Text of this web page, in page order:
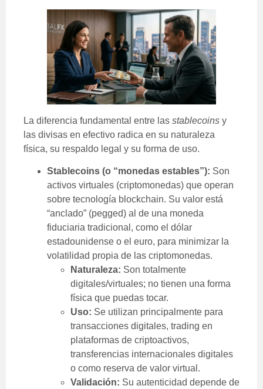
La diferencia fundamental entre las stablecoins y
las divisas en efectivo radica en su naturaleza
física, su respaldo legal y su forma de uso.
Stablecoins (o “monedas estables”): Son
activos virtuales (criptomonedas) que operan
sobre tecnología blockchain. Su valor está
“anclado” (pegged) al de una moneda
fiduciaria tradicional, como el dólar
estadounidense o el euro, para minimizar la
volatilidad propia de las criptomonedas.
Naturaleza: Son totalmente
digitales/virtuales; no tienen una forma
física que puedas tocar.
Uso: Se utilizan principalmente para
transacciones digitales, trading en
plataformas de criptoactivos,
transferencias internacionales digitales
o como reserva de valor virtual.
Validación: Su autenticidad depende de